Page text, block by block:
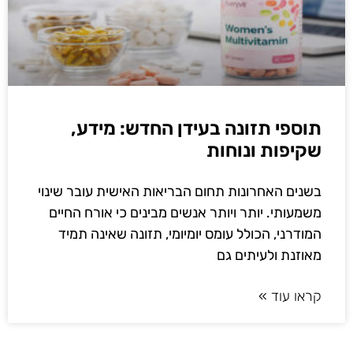
תוספי תזונה בעידן החדש: מידע,
שקיפות ונוחות
בשנים האחרונות תחום הבריאות האישית עובר שינוי
משמעותי. יותר ויותר אנשים מבינים כי אורח החיים
המודרני, הכולל עומס יומיומי, תזונה שאינה תמיד
מאוזנת ולעיתים גם
קראו עוד »